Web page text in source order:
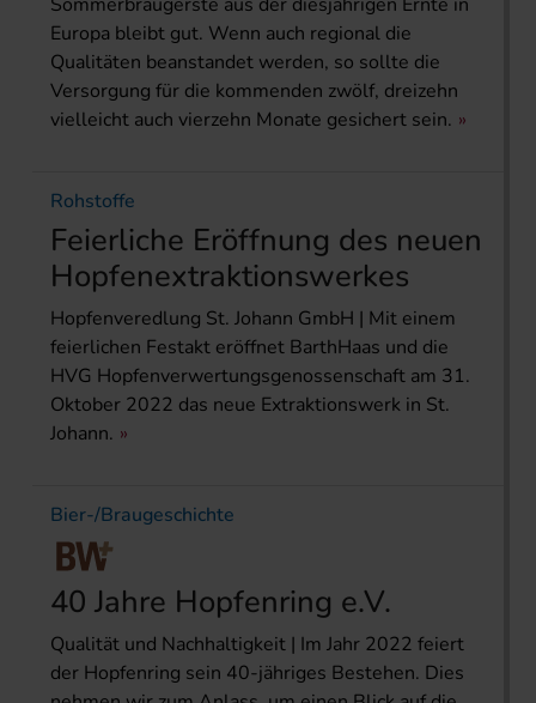
Europa bleibt gut. Wenn auch regional die
Qualitäten beanstandet werden, so sollte die
Versorgung für die kommenden zwölf, dreizehn
vielleicht auch vierzehn Monate gesichert sein.
Rohstoffe
Feierliche Eröffnung des neuen
Hopfenextraktionswerkes
Hopfenveredlung St. Johann GmbH | Mit einem
feierlichen Festakt eröffnet BarthHaas und die
HVG Hopfenverwertungsgenossenschaft am 31.
Oktober 2022 das neue Extraktionswerk in St.
Johann.
Bier-/Braugeschichte
40 Jahre Hopfenring e.V.
Qualität und Nachhaltigkeit | Im Jahr 2022 feiert
der Hopfenring sein 40-jähriges Bestehen. Dies